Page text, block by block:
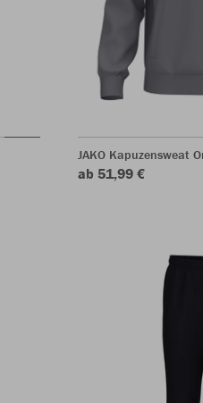
JAKO Kapuzensweat
ab 51,99 €